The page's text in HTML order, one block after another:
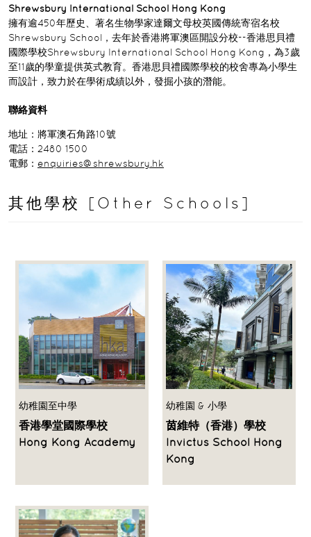
Shrewsbury International School Hong Kong
擁有逾450年歷史、著名生物學家達爾文母校英國傳統寄宿名校
Shrewsbury School，去年於香港將軍澳區開設分校--香港思貝禮
國際學校Shrewsbury International School Hong Kong，為3歲
至11歲的學童提供英式教育。香港思貝禮國際學校的校舍專為小學生
而設計，致力於在學術成績以外，發掘小孩的潛能。
聯絡資料
地址：將軍澳石角路10號
電話：2480 1500
電郵： enquiries@shrewsbury.hk
其他學校 [Other Schools]
幼稚園至中學
香港學堂國際學校
Hong Kong Academy
幼稚園 & 小學
茵維特（香港）學校
Invictus School Hong
Kong